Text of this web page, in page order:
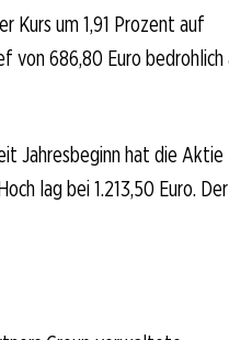
um 1,91 Prozent auf
von 686,80 Euro bedrohlich
Jahresbeginn hat die Aktie
lag bei 1.213,50 Euro. Der